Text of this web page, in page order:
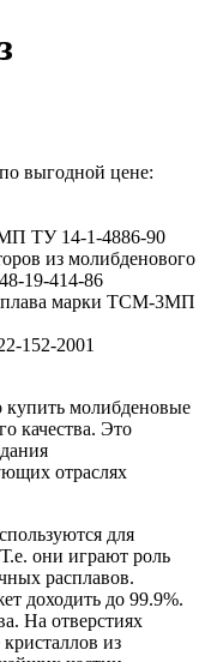
выгодной цене:
ТУ 14-1-4886-90
из молибденового
19-414-86
марки ТСМ-3МП
152-2001
молибденовые
качества. Это
отраслях
для
они играют роль
расплавов.
доходить до 99.9%.
На отверстиях
из